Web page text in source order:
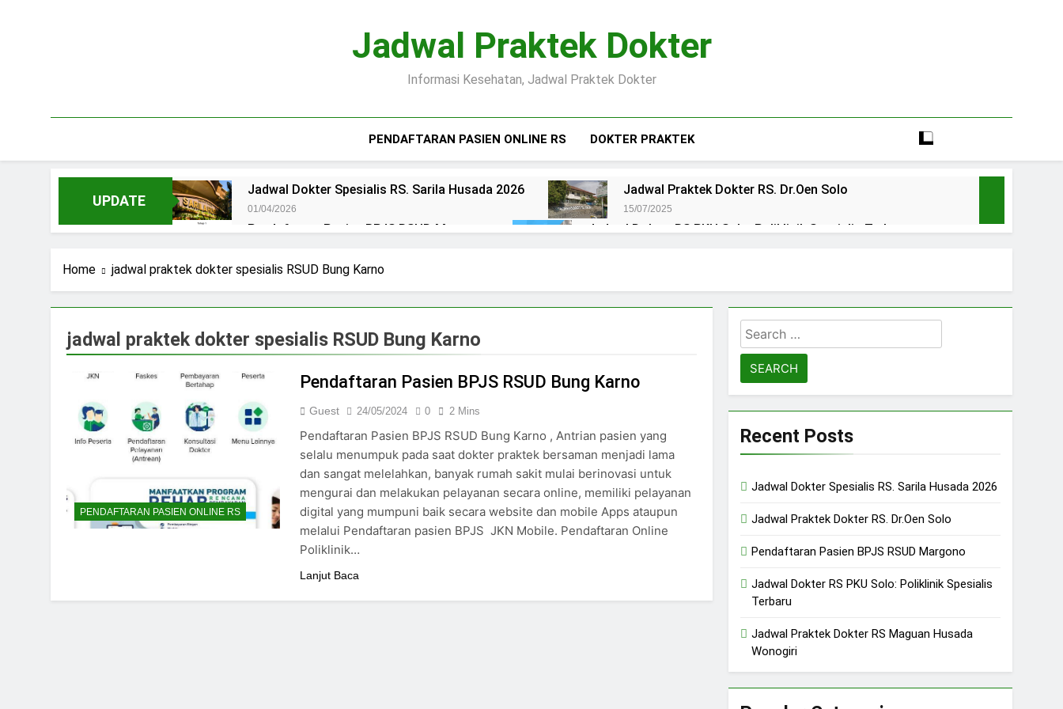
Jadwal Praktek Dokter
Informasi Kesehatan, Jadwal Praktek Dokter
PENDAFTARAN PASIEN ONLINE RS DOKTER PRAKTEK
UPDATE
Jadwal Dokter Spesialis RS. Sarila Husada 2026
01/04/2026
Jadwal Praktek Dokter RS. Dr.Oen Solo
15/07/2025
Pendaftaran Pasien BPJS RSUD Margono Jadwal Dokter RS PKU Solo: Poliklinik Spesialis Terbaru
Jadwal Praktek Dokter RS Maguan Husada Wonogiri
Jadwal Dokter RS. Puri Asih Salatiga 2025 Jadwal Dokter RS Mulia Hati Wonogiri
Pendaftaran Pasien BPJS RSUD Bung Karno Pendaftaran Pasien BPJS RSUD Banyumas
Home jadwal praktek dokter spesialis RSUD Bung Karno
jadwal praktek dokter spesialis RSUD Bung Karno
PENDAFTARAN PASIEN ONLINE RS
Pendaftaran Pasien BPJS RSUD Bung Karno
Guest 24/05/2024 0 2 Mins
Pendaftaran Pasien BPJS RSUD Bung Karno , Antrian pasien yang
selalu menumpuk pada saat dokter praktek bersaman menjadi lama
dan sangat melelahkan, banyak rumah sakit mulai berinovasi untuk
mengurai dan melakukan pelayanan secara online, memiliki pelayanan
digital yang mumpuni baik secara website dan mobile Apps ataupun
melalui Pendaftaran pasien BPJS JKN Mobile. Pendaftaran Online
Poliklinik…
Lanjut Baca
Search
for:
Recent Posts
Jadwal Dokter Spesialis RS. Sarila Husada 2026
Jadwal Praktek Dokter RS. Dr.Oen Solo
Pendaftaran Pasien BPJS RSUD Margono
Jadwal Dokter RS PKU Solo: Poliklinik Spesialis
Terbaru
Jadwal Praktek Dokter RS Maguan Husada
Wonogiri